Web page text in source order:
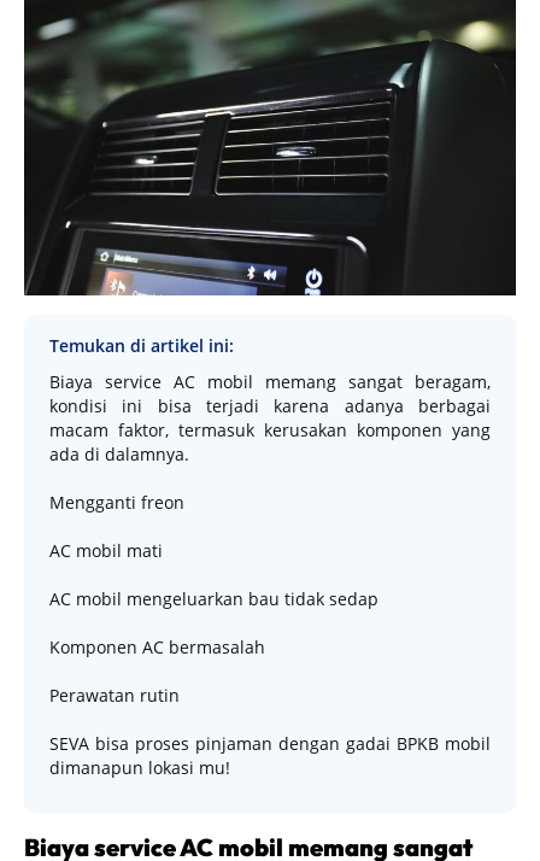
Temukan di artikel ini:
Biaya service AC mobil memang sangat beragam,
kondisi ini bisa terjadi karena adanya berbagai
macam faktor, termasuk kerusakan komponen yang
ada di dalamnya.
Mengganti freon
AC mobil mati
AC mobil mengeluarkan bau tidak sedap
Komponen AC bermasalah
Perawatan rutin
SEVA bisa proses pinjaman dengan gadai BPKB mobil
dimanapun lokasi mu!
Biaya service AC mobil memang sangat